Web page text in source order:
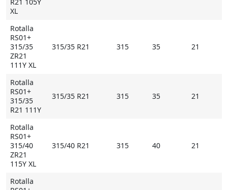
XL
Rotalla
RS01+
315/35
ZR21
111Y XL
315/35 R21 315 35 21
Rotalla
RS01+
315/35
R21 111Y
315/35 R21 315 35 21
Rotalla
RS01+
315/40
ZR21
115Y XL
315/40 R21 315 40 21
Rotalla